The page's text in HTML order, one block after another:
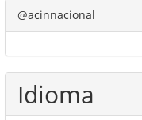
@acinnacional
Idioma